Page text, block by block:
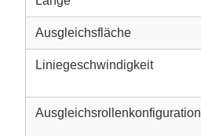
Ausgleichsfläche
Liniegeschwindigkeit
Ausgleichsrollenkonfiguration